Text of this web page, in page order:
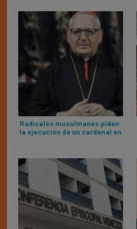
Radicales musulmanes piden
la ejecución de un cardenal en